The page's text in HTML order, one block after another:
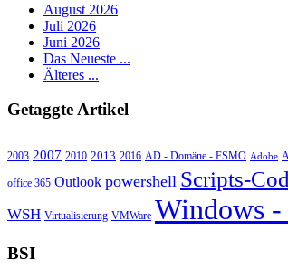
August 2026
Juli 2026
Juni 2026
Das Neueste ...
Älteres ...
Getaggte Artikel
2003 2007 2010 2013 2016 AD - Domäne - FSMO Adobe
office 365 Outlook powershell Scripts-
WSH Virtualisierung VMWare Windows
BSI